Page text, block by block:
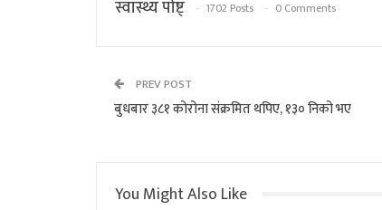
स्वास्थ्य पाेष्ट् 1702 Posts 0 Comments
PREV POST
बुधबार ३८१ कोरोना संक्रमित थपिए, १३० निको भए
You Might Also Like